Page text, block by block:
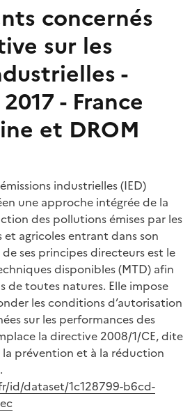
concernés
sur les
-
- France
et DROM
industrielles (IED)
une approche intégrée de la
des pollutions émises par les
agricoles entrant dans son
ses principes directeurs est le
disponibles (MTD) afin
de toutes natures. Elle impose
les conditions d’autorisation
sur les performances des
la directive 2008/1/CE, dite
la prévention et à la réduction
id/dataset/1c128799-b6cd-